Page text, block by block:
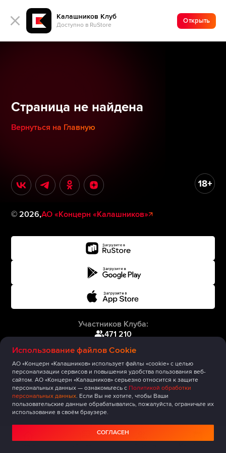
Калашников Клуб
Доступно в RuStore
Открыть
Использование файлов Cookie
АО «Концерн «Калашников» использует файлы «cookie» с целью
персонализации сервисов и повышения удобства пользования веб-
сайтом. АО «Концерн «Калашников» серьезно относится к защите
персональных данных — ознакомьтесь с Политикой обработки
персональных данных. Если Вы не хотите, чтобы Ваши
пользовательские данные обрабатывались, пожалуйста, ограничьте их
использование в своём браузере.
СОГЛАСЕН
Страница не найдена
Вернуться на Главную
©2026,АО «Концерн «Калашников»
Участников Клуба:
471 210